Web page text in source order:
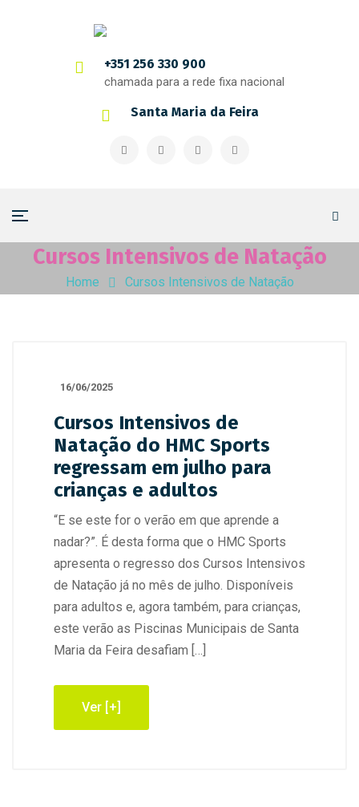
+351 256 330 900
chamada para a rede fixa nacional
Santa Maria da Feira
Cursos Intensivos de Natação
Home Cursos Intensivos de Natação
16/06/2025
Cursos Intensivos de
Natação do HMC Sports
regressam em julho para
crianças e adultos
“E se este for o verão em que aprende a
nadar?”. É desta forma que o HMC Sports
apresenta o regresso dos Cursos Intensivos
de Natação já no mês de julho. Disponíveis
para adultos e, agora também, para crianças,
este verão as Piscinas Municipais de Santa
Maria da Feira desafiam […]
Ver [+]